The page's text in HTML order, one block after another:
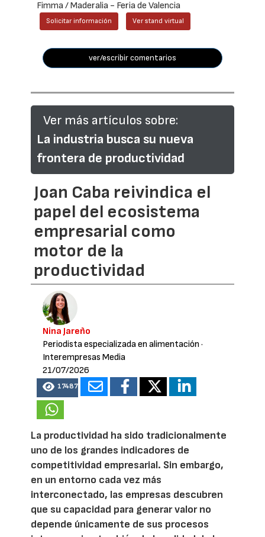
Fimma / Maderalia - Feria de Valencia
Solicitar información Ver stand virtual
ver/escribir comentarios
Ver más artículos sobre:
La industria busca su nueva
frontera de productividad
Joan Caba reivindica el
papel del ecosistema
empresarial como
motor de la
productividad
Nina Jareño
Periodista especializada en alimentación ·
Interempresas Media
21/07/2026
17487
La productividad ha sido tradicionalmente
uno de los grandes indicadores de
competitividad empresarial. Sin embargo,
en un entorno cada vez más
interconectado, las empresas descubren
que su capacidad para generar valor no
depende únicamente de sus procesos